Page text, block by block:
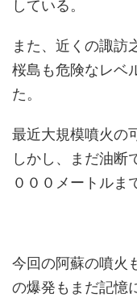
している。
また、近くの諏訪
桜島も危険なレベ
た。
最近大規模噴火の
しかし、まだ油断
０００メートルま
今回の阿蘇の噴火
の爆発もまだ記憶